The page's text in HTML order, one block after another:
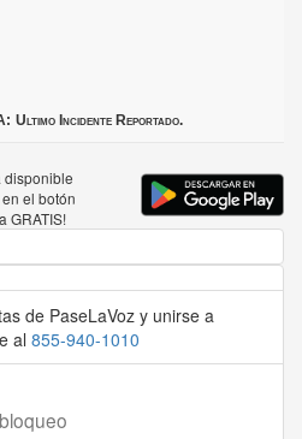
Ultimo Incidente Reportado.
disponible
el botón
GRATIS!
de PaseLaVoz y unirse a
al 855-940-1010